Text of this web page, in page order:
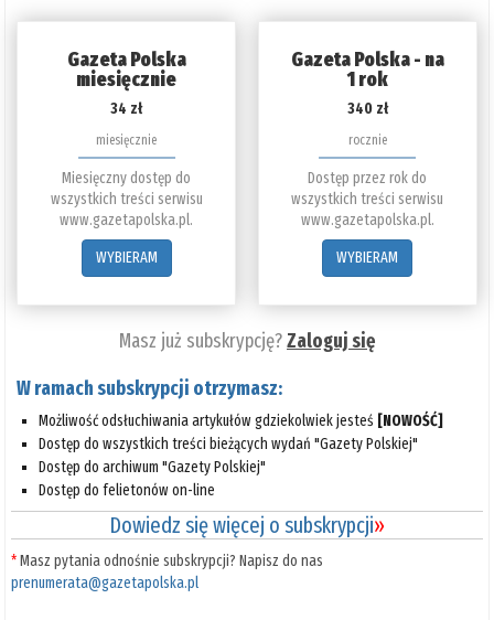
Gazeta Polska
miesięcznie
34 zł
miesięcznie
Miesięczny dostęp do
wszystkich treści serwisu
www.gazetapolska.pl.
WYBIERAM
Gazeta Polska - na
1 rok
340 zł
rocznie
Dostęp przez rok do
wszystkich treści serwisu
www.gazetapolska.pl.
WYBIERAM
Masz już subskrypcję?Zaloguj się
W ramach subskrypcji otrzymasz:
Możliwość odsłuchiwania artykułów gdziekolwiek jesteś [NOWOŚĆ]
Dostęp do wszystkich treści bieżących wydań "Gazety Polskiej"
Dostęp do archiwum "Gazety Polskiej"
Dostęp do felietonów on-line
Dowiedz się więcej o subskrypcji»
*Masz pytania odnośnie subskrypcji? Napisz do nas
prenumerata@gazetapolska.pl